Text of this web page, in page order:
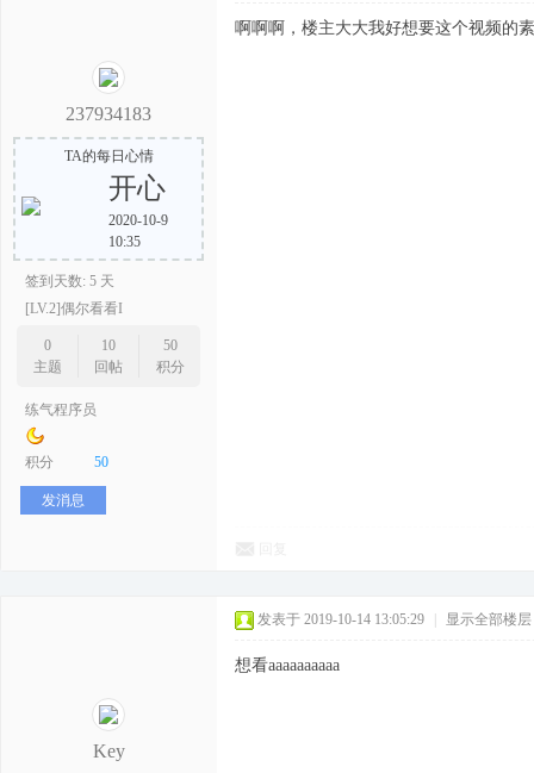
237934183
TA的每日心情
开心
2020-10-9
10:35
签到天数: 5 天
[LV.2]偶尔看看I
0
主题
10
回帖
50
积分
练气程序员
积分 50
发消息
啊啊啊，楼主大大我好想要这个视频的
Key
发表于 2019-10-14 13:05:29 显示全部楼层
想看aaaaaaaaaa